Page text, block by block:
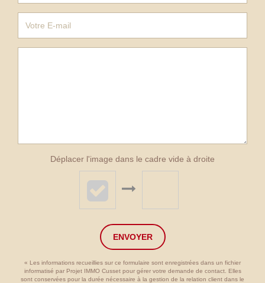
Déplacer l'image dans le cadre vide à droite
ENVOYER
« Les informations recueillies sur ce formulaire sont enregistrées dans un fichier
informatisé par Projet IMMO Cusset pour gérer votre demande de contact. Elles
sont conservées pour la durée nécessaire à la gestion de la relation client dans le